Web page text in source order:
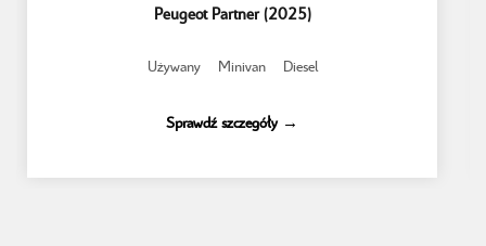
Peugeot Partner (2025)
Używany Minivan Diesel
Sprawdź szczegóły →